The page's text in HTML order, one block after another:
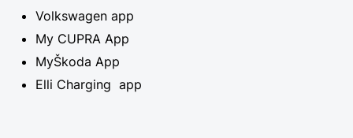
Volkswagen app
My CUPRA App
MyŠkoda App
Elli Charging app